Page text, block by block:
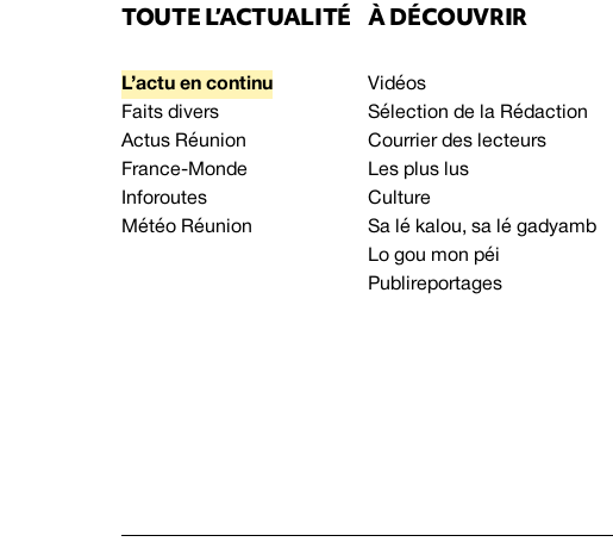
TOUTE L’ACTUALITÉ
L’actu en continu
Faits divers
Actus Réunion
France-Monde
Inforoutes
Météo Réunion
À DÉCOUVRIR
Vidéos
Sélection de la Rédaction
Courrier des lecteurs
Les plus lus
Culture
Sa lé kalou, sa lé gadyamb
Lo gou mon péi
Publireportages